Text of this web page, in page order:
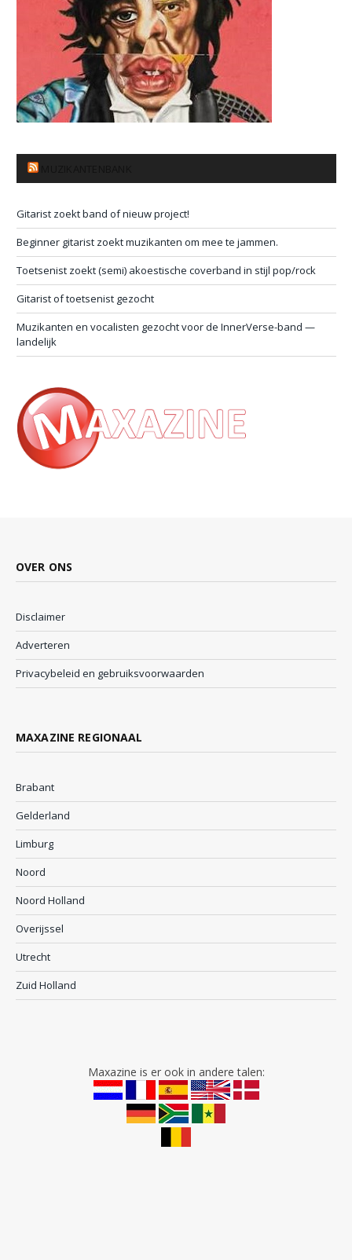
Gitarist zoekt band of nieuw project!
Beginner gitarist zoekt muzikanten om mee te jammen.
Toetsenist zoekt (semi) akoestische coverband in stijl pop/rock
Gitarist of toetsenist gezocht
Muzikanten en vocalisten gezocht voor de InnerVerse-band —
landelijk
OVER ONS
Disclaimer
Adverteren
Privacybeleid en gebruiksvoorwaarden
MAXAZINE REGIONAAL
Brabant
Gelderland
Limburg
Noord
Noord Holland
Overijssel
Utrecht
Zuid Holland
Maxazine is er ook in andere talen: